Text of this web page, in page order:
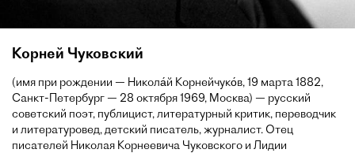
Корней Чуковский
(имя при рождении — Никола́й Корнейчуко́в, 19 марта 1882,
Санкт-Петербург — 28 октября 1969, Москва) — русский
советский поэт, публицист, литературный критик, переводчик
и литературовед, детский писатель, журналист. Отец
писателей Николая Корнеевича Чуковского и Лидии